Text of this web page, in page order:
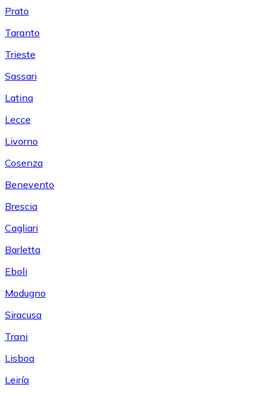
Prato
Taranto
Trieste
Sassari
Latina
Lecce
Livorno
Cosenza
Benevento
Brescia
Cagliari
Barletta
Eboli
Modugno
Siracusa
Trani
Lisboa
Leiría